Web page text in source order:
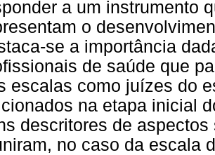
a um instrumento
o
se a importância
de saúde que
escalas como juízes do
na etapa inicial
descritores de
no caso da escala